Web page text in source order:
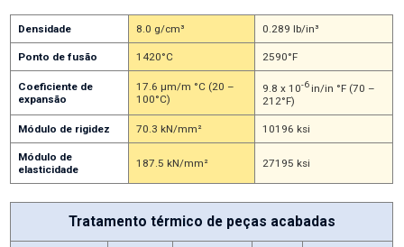
Densidade 8.0 g/cm³ 0.289 lb/in³
Ponto de fusão 1420°C 2590°F
Coeficiente de
expansão
17.6 μm/m °C (20 –
100°C)
9.8 x 10-6in/in °F (70 –
212°F)
Módulo de rigidez 70.3 kN/mm² 10196 ksi
Módulo de
elasticidade
187.5 kN/mm² 27195 ksi
Tratamento térmico de peças acabadas